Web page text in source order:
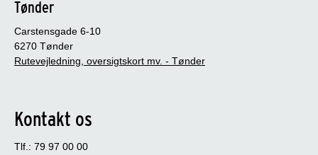
Tønder
Carstensgade 6-10
6270 Tønder
Rutevejledning, oversigtskort mv. - Tønder
Kontakt os
Tlf.: 79 97 00 00